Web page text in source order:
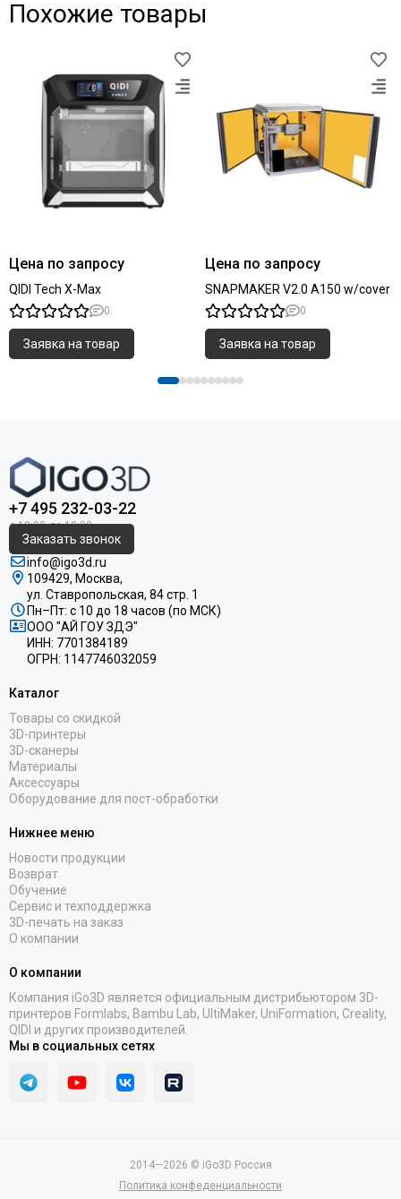
Похожие товары
Цена по запросу
QIDI Tech X-Max
0
Заявка на товар
Цена по запросу
SNAPMAKER V2.0 A150 w/cover
0
Заявка на товар
+7 495 232-03-22
Заказать звонок
info@igo3d.ru
109429, Москва,
ул. Ставропольская, 84 стр. 1
Пн–Пт: с 10 до 18 часов (по МСК)
ООО "АЙ ГОУ ЗДЭ"
ИНН: 7701384189
ОГРН: 1147746032059
Каталог
Товары со скидкой
3D-принтеры
3D-сканеры
Материалы
Аксессуары
Оборудование для пост-обработки
Нижнее меню
Новости продукции
Возврат
Обучение
Сервис и техподдержка
3D-печать на заказ
О компании
О компании
Компания iGo3D является официальным дистрибьютором 3D-
принтеров Formlabs, Bambu Lab, UltiMaker, UniFormation, Creality,
QIDI и других производителей.
Мы в социальных сетях
2014—2026 © iGo3D Россия
Политика конфеденциальности